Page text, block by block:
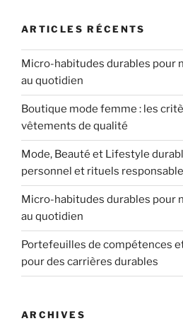
ARTICLES RÉCENTS
Micro-habitudes durables pour
au quotidien
Boutique mode femme : les
vêtements de qualité
Mode, Beauté et Lifestyle
personnel et rituels
Micro-habitudes durables pour
au quotidien
Portefeuilles de compétences
pour des carrières durables
ARCHIVES